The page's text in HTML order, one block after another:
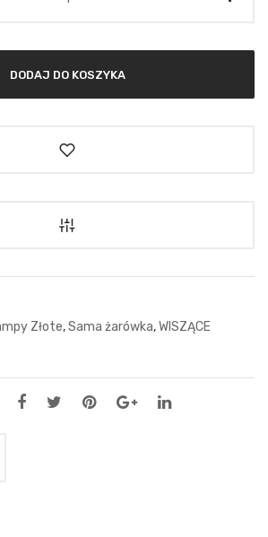
DODAJ DO KOSZYKA
Złote,Sama żarówka,WISZĄCE